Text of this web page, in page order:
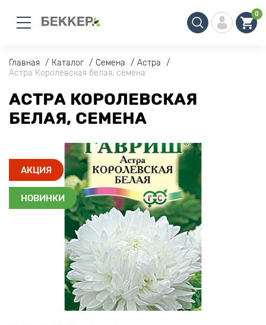
0
Главная Каталог Семена
Астра
Астра Королевская белая, семена
АСТРА КОРОЛЕВСКАЯ
БЕЛАЯ, СЕМЕНА
АКЦИЯ
НОВИНКИ